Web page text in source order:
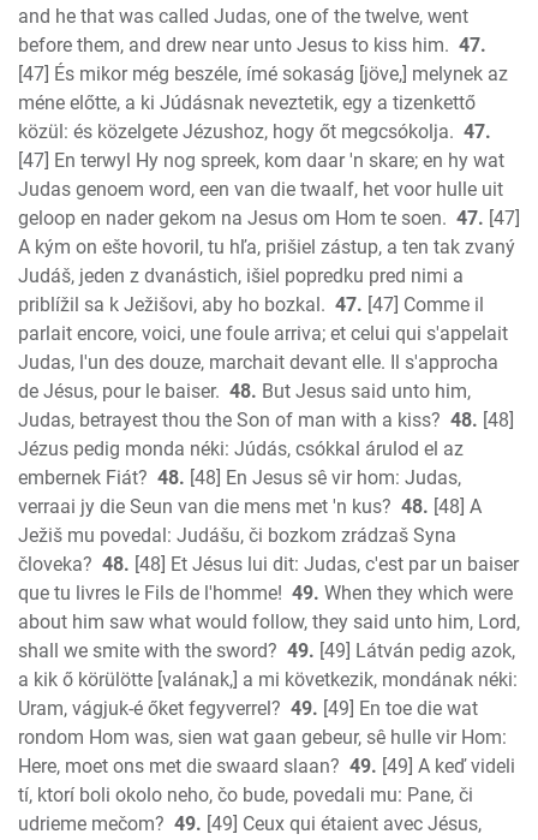
and he that was called Judas, one of the twelve, went
before them, and drew near unto Jesus to kiss him. 47.
[47] És mikor még beszéle, ímé sokaság [jöve,] melynek az
méne előtte, a ki Júdásnak neveztetik, egy a tizenkettő
közül: és közelgete Jézushoz, hogy őt megcsókolja. 47.
[47] En terwyl Hy nog spreek, kom daar 'n skare; en hy wat
Judas genoem word, een van die twaalf, het voor hulle uit
geloop en nader gekom na Jesus om Hom te soen. 47. [47]
A kým on ešte hovoril, tu hľa, prišiel zástup, a ten tak zvaný
Judáš, jeden z dvanástich, išiel popredku pred nimi a
priblížil sa k Ježišovi, aby ho bozkal. 47. [47] Comme il
parlait encore, voici, une foule arriva; et celui qui s'appelait
Judas, l'un des douze, marchait devant elle. Il s'approcha
de Jésus, pour le baiser. 48. But Jesus said unto him,
Judas, betrayest thou the Son of man with a kiss? 48. [48]
Jézus pedig monda néki: Júdás, csókkal árulod el az
embernek Fiát? 48. [48] En Jesus sê vir hom: Judas,
verraai jy die Seun van die mens met 'n kus? 48. [48] A
Ježiš mu povedal: Judášu, či bozkom zrádzaš Syna
človeka? 48. [48] Et Jésus lui dit: Judas, c'est par un baiser
que tu livres le Fils de l'homme! 49. When they which were
about him saw what would follow, they said unto him, Lord,
shall we smite with the sword? 49. [49] Látván pedig azok,
a kik ő körülötte [valának,] a mi következik, mondának néki:
Uram, vágjuk-é őket fegyverrel? 49. [49] En toe die wat
rondom Hom was, sien wat gaan gebeur, sê hulle vir Hom:
Here, moet ons met die swaard slaan? 49. [49] A keď videli
tí, ktorí boli okolo neho, čo bude, povedali mu: Pane, či
udrieme mečom? 49. [49] Ceux qui étaient avec Jésus,